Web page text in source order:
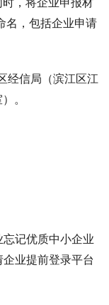
名，包括企业申请
经信局（滨江区江
。
忘记优质中小企业
业提前登录平台